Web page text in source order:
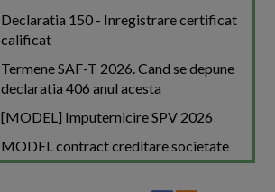
Declaratia 150 - Inregistrare certificat
calificat
Termene SAF-T 2026. Cand se depune
declaratia 406 anul acesta
[MODEL] Imputernicire SPV 2026
MODEL contract creditare societate